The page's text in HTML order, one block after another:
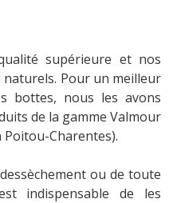
supérieure et nos
naturels. Pour un meilleur
bottes, nous les avons
de la gamme Valmour
Charentes).
ou de toute
indispensable de les